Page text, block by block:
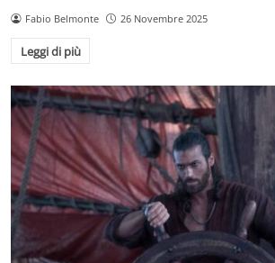
Fabio Belmonte 26 Novembre 2025
Leggi di più